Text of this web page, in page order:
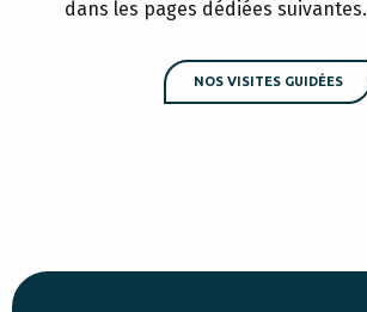
dans les pages dédiées suivantes.
NOS VISITES GUIDÉES